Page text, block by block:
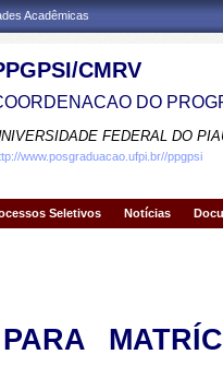
Acadêmicas
CMRV
DO
FEDERAL DO
www.posgraduacao.ufpi.br//ppgpsi
Seletivos Notícias